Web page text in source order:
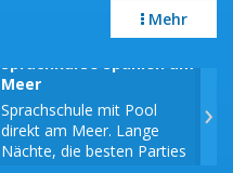
Mehr
Meer
Sprachschule mit Pool
direkt am Meer. Lange
Nächte, die besten Parties
›